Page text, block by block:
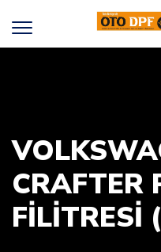
CRAFTER
FILITRESI